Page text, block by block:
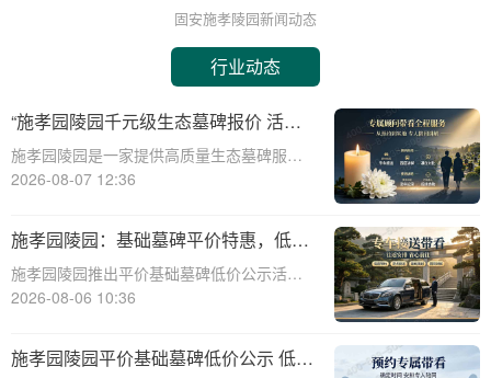
固安施孝陵园新闻动态
行业动态
“施孝园陵园千元级生态墓碑报价 活动
期免费更换碑面石材 优惠福利详解析”
施孝园陵园是一家提供高质量生态墓碑服务
的知名陵园，其推出的千元级生态墓碑报价
活动的优惠福利，帮助消费者更好地了解和
选择。施孝园陵园的生态墓碑采用环保材
料，符合现代
2026-08-07 12:36
施孝园陵园：基础墓碑平价特惠，低预
算家庭专属优惠详解
施孝园陵园推出平价基础墓碑低价公示活
动，为低预算家庭提供专属优惠，帮助您在
济实惠且美观的墓碑。☎ 施孝园陵园电
话:400-838-5063平价基础墓碑的特点：
2026-08-06 10:36
施孝园陵园平价基础墓碑低价公示 低预